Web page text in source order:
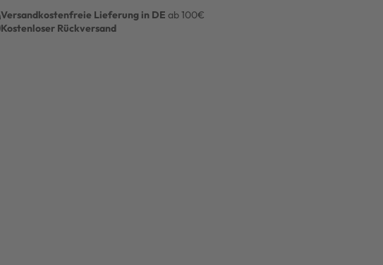
Versandkostenfreie Lieferung in DE ab 100€
Kostenloser Rückversand